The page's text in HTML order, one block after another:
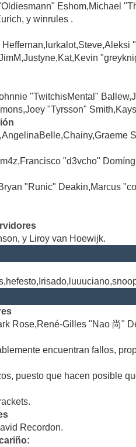
Eshom,Michael
y winrules .
"TwitchisMental"
"Tyrsson"
"d3vcho"
"Runic" Deakin,Marcus
y Liroy van Hoewijk.
Rose,René-Gilles "Nao 尚"
encuentran fallos,
puesto que hacen posible
Recordon.